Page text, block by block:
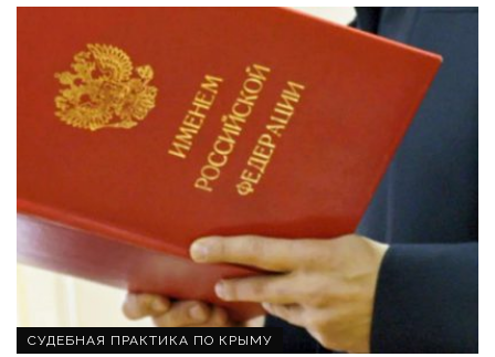
СУДЕБНАЯ ПРАКТИКА ПО КРЫМУ